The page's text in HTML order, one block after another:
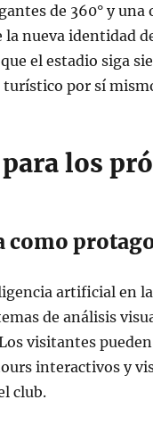
de 360° y
nueva identidad
el estadio siga
por sí
los
como
artificial en
de análisis
visitantes
interactivos y
club.